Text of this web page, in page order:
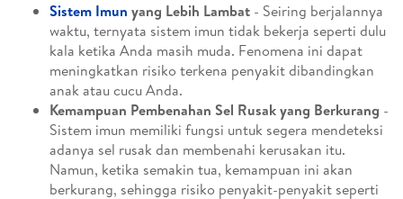
Sistem Imun yang Lebih Lambat - Seiring berjalannya
waktu, ternyata sistem imun tidak bekerja seperti dulu
kala ketika Anda masih muda. Fenomena ini dapat
meningkatkan risiko terkena penyakit dibandingkan
anak atau cucu Anda.
Kemampuan Pembenahan Sel Rusak yang Berkurang -
Sistem imun memiliki fungsi untuk segera mendeteksi
adanya sel rusak dan membenahi kerusakan itu.
Namun, ketika semakin tua, kemampuan ini akan
berkurang, sehingga risiko penyakit-penyakit seperti